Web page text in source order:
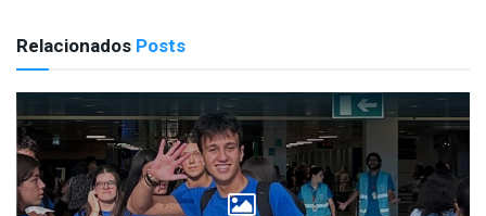
Relacionados Posts